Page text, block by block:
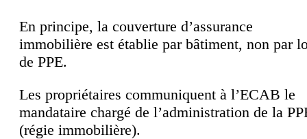
En principe, la couverture d’assurance
immobilière est établie par bâtiment, non par
de PPE.
Les propriétaires communiquent à l’ECAB le
mandataire chargé de l’administration de la
(régie immobilière).